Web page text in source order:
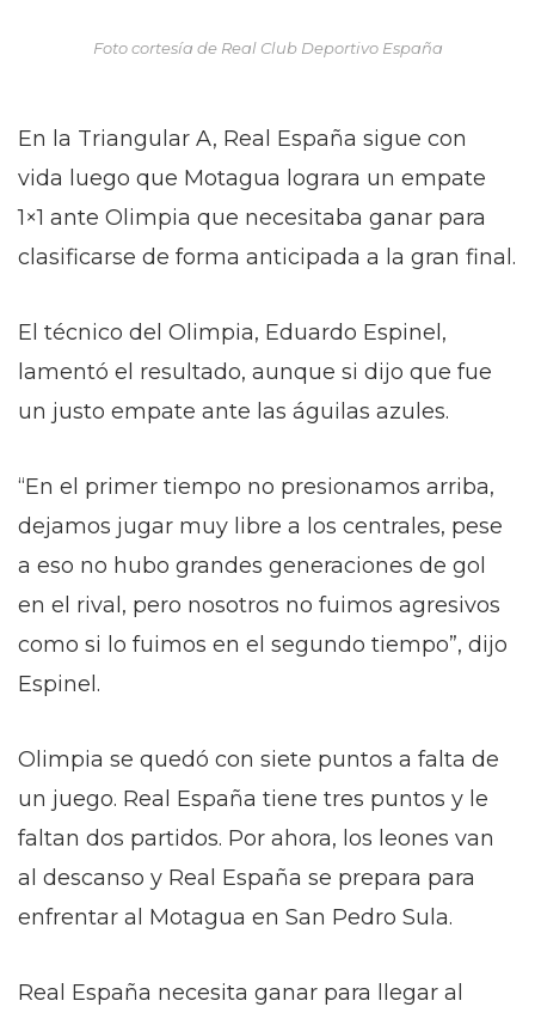
Foto cortesía de Real Club Deportivo España
En la Triangular A, Real España sigue con
vida luego que Motagua lograra un empate
1×1 ante Olimpia que necesitaba ganar para
clasificarse de forma anticipada a la gran final.
El técnico del Olimpia, Eduardo Espinel,
lamentó el resultado, aunque si dijo que fue
un justo empate ante las águilas azules.
“En el primer tiempo no presionamos arriba,
dejamos jugar muy libre a los centrales, pese
a eso no hubo grandes generaciones de gol
en el rival, pero nosotros no fuimos agresivos
como si lo fuimos en el segundo tiempo”, dijo
Espinel.
Olimpia se quedó con siete puntos a falta de
un juego. Real España tiene tres puntos y le
faltan dos partidos. Por ahora, los leones van
al descanso y Real España se prepara para
enfrentar al Motagua en San Pedro Sula.
Real España necesita ganar para llegar al